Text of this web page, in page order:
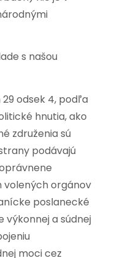
s našou
29 odsek 4, podľa
hnutia, ako
združenia sú
podávajú
volených orgánov
poslanecké
výkonnej a súdnej
moci cez